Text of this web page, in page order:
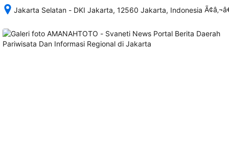
Jakarta Selatan - DKI Jakarta, 12560 Jakarta, Indonesia
memesan,
semua